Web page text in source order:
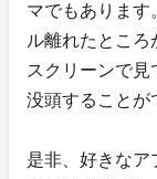
マでもあります
ル離れたところ
スクリーンで見
没頭することが
是非、好きなア